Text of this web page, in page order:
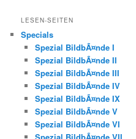
LESEN-SEITEN
Specials
Spezial BildbÃ¤nde I
Spezial BildbÃ¤nde II
Spezial BildbÃ¤nde III
Spezial BildbÃ¤nde IV
Spezial BildbÃ¤nde IX
Spezial BildbÃ¤nde V
Spezial BildbÃ¤nde VI